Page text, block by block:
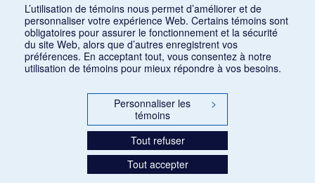
L’utilisation de témoins nous permet d’améliorer et de
personnaliser votre expérience Web. Certains témoins sont
obligatoires pour assurer le fonctionnement et la sécurité
du site Web, alors que d’autres enregistrent vos
préférences. En acceptant tout, vous consentez à notre
utilisation de témoins pour mieux répondre à vos besoins.
Personnaliser les
témoins
>
Tout refuser
Tout accepter